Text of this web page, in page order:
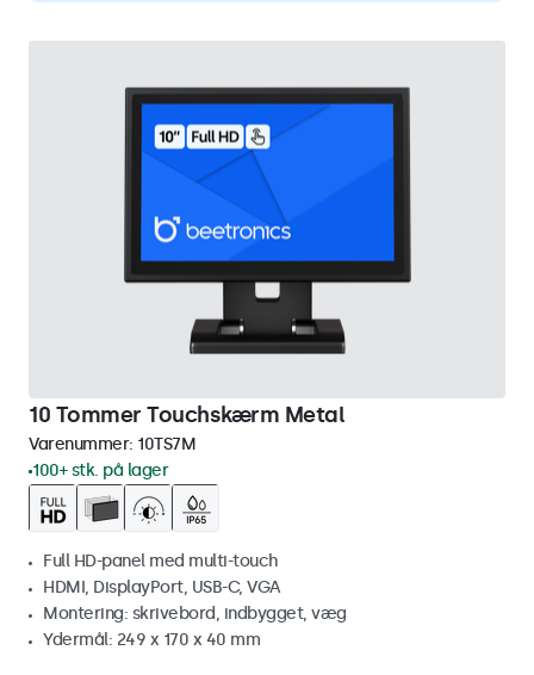
10 Tommer Touchskærm Metal
Varenummer: 10TS7M
100+ stk. på lager
Full HD-panel med multi-touch
HDMI, DisplayPort, USB-C, VGA
Montering: skrivebord, indbygget, væg
Ydermål: 249 x 170 x 40 mm